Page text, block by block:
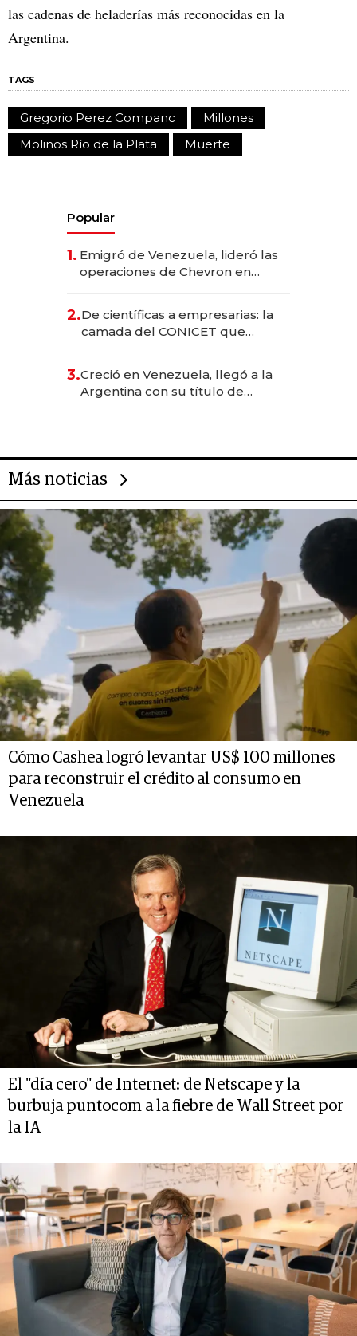
las cadenas de heladerías más reconocidas en la
Argentina.
TAGS
Gregorio Perez Companc
Millones
Molinos Río de la Plata
Muerte
Popular
1. Emigró de Venezuela, lideró las
operaciones de Chevron en
2.De científicas a empresarias: la
camada del CONICET que
3.Creció en Venezuela, llegó a la
Argentina con su título de
Más noticias
Cómo Cashea logró levantar US$ 100 millones
para reconstruir el crédito al consumo en
Venezuela
El "día cero" de Internet: de Netscape y la
burbuja puntocom a la fiebre de Wall Street por
la IA